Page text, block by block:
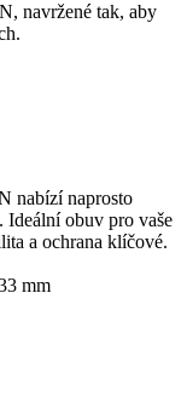
navržené tak, aby
nabízí naprosto
Ideální obuv pro vaše
a ochrana klíčové.
mm